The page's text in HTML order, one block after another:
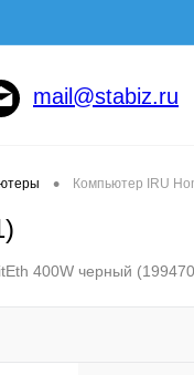
mail@stabiz.ru
• Компьютер IRU
400W черный